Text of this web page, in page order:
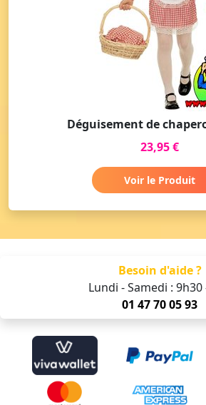
Déguisement de
23,95 €
Voir le Produit
Besoin d'aide ?
Lundi - Samedi : 9h30
01 47 70 05 93